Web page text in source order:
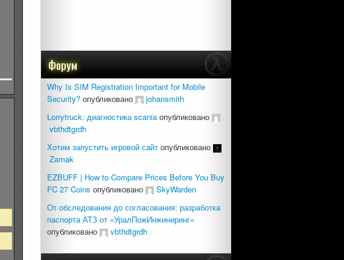
Форум
Why Is SIM Registration Important for Mobile
Security? опубликовано
johansmith
Lorrytruck: диагностика scania опубликовано
vbthdtgrdh
Хотим запустить игровой сайт опубликовано
Zamak
EZBUFF | How to Compare Prices Before You Buy
FC 27 Coins опубликовано
SkyWarden
От обследования до согласования: разработка
паспорта АТЗ от «УралПожИнжиниринг»
опубликовано
vbthdtgrdh